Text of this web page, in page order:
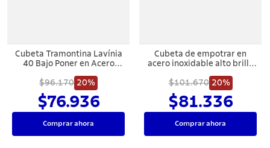
Cubeta Tramontina Lavínia
40 Bajo Poner en Acero
$96.170 20%
$76.936
Comprar ahora
Cubeta de empotrar en
acero inoxidable alto brillo
$101.670 20%
$81.336
Comprar ahora